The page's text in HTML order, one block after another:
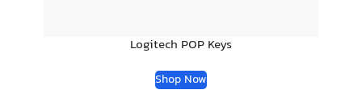
Logitech POP Keys
Shop Now